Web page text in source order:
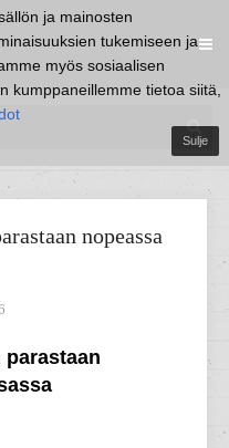
ja mainosten
tukemiseen ja
myös sosiaalisen
kumppaneillemme tietoa siitä,
Sulje
nopeassa